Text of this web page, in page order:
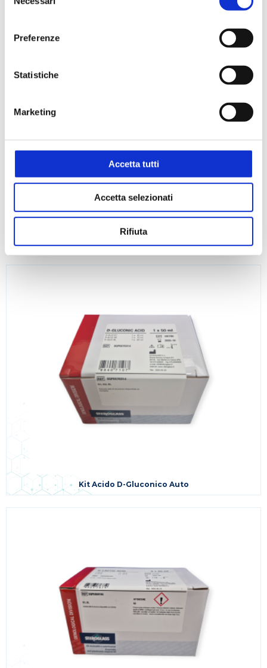
del
Preferenze
Statistiche
Marketing
Accetta tutti
Accetta selezionati
Rifiuta
Kit Acido D-Gluconico Auto